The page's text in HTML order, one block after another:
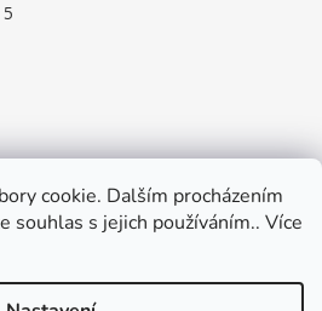
cookie. Dalším procházením
souhlas s jejich používáním.. Více